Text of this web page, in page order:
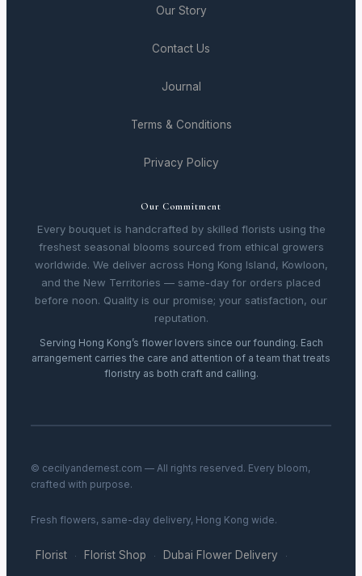
Our Story
Contact Us
Journal
Terms & Conditions
Privacy Policy
Our Commitment
Every bouquet is handcrafted by skilled florists using the
freshest seasonal blooms sourced from ethical growers
worldwide. We deliver across Hong Kong Island, Kowloon,
and the New Territories — same-day for orders placed
before noon. Quality is our promise; your satisfaction, our
reputation.
Serving Hong Kong’s flower lovers since our founding. Each
arrangement carries the care and attention of a team that treats
floristry as both craft and calling.
© cecilyandernest.com — All rights reserved. Every bloom,
crafted with purpose.
Fresh flowers, same-day delivery, Hong Kong wide.
Florist · Florist Shop · Dubai Flower Delivery ·